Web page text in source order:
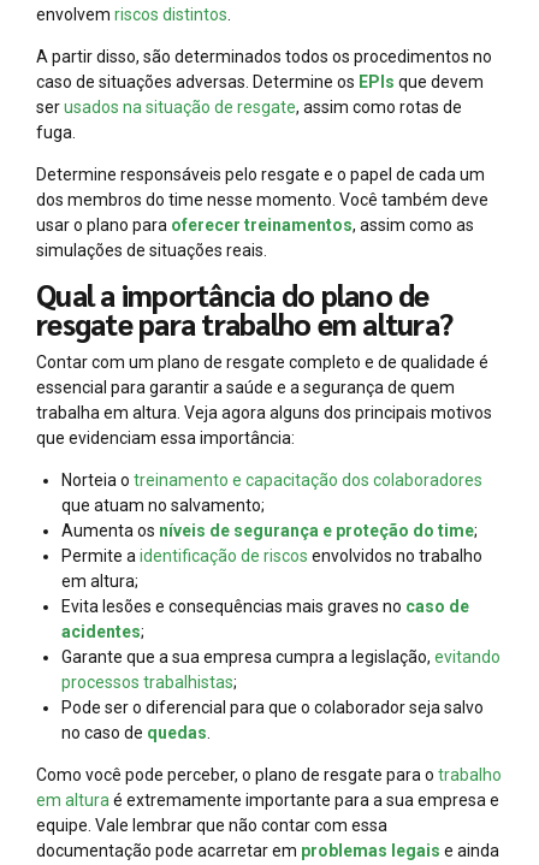
envolvem riscos distintos
A partir disso, são determinados todos os procedimentos no
caso de situações adversas. Determine os EPIs que devem
serusados na situação de resgate, assim como rotas de
fuga.
Determine responsáveis pelo resgate e o papel de cada um
dos membros do time nesse momento. Você também deve
usar o plano para oferecer treinamentos, assim como as
simulações de situações reais.
Qual a importância do plano de
resgate para trabalho em altura?
Contar com um plano de resgate completo e de qualidade é
essencial para garantir a saúde e a segurança de quem
trabalha em altura. Veja agora alguns dos principais motivos
que evidenciam essa importância:
Norteia o treinamento e capacitação dos colaboradores
que atuam no salvamento;
Aumenta os níveis de segurança e proteção do time;
Permite a identificação de riscos envolvidos no trabalho
em altura;
Evita lesões e consequências mais graves no caso de
acidentes;
Garante que a sua empresa cumpra a legislação, evitando
processos trabalhistas;
Pode ser o diferencial para que o colaborador seja salvo
no caso de quedas
Como você pode perceber, o plano de resgate para o trabalho
em altura é extremamente importante para a sua empresa e
equipe. Vale lembrar que não contar com essa
documentação pode acarretar em problemas legais e ainda